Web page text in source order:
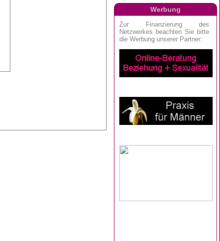
Werbung